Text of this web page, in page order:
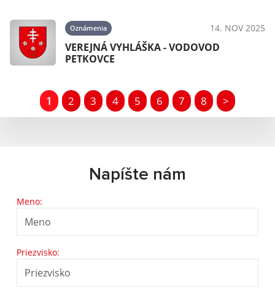
Oznámenia 14. NOV 2025
VEREJNÁ VYHLÁŠKA - VODOVOD
PETKOVCE
1 2 3 4 5 6 7 8 >
Napíšte nám
Meno:
Priezvisko: